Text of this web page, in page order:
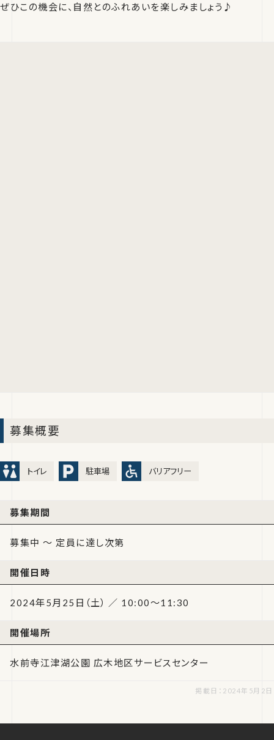
ぜひこの機会に、自然とのふれあいを楽しみましょう♪
募集概要
トイレ 駐車場 バリアフリー
募集期間
募集中 ～ 定員に達し次第
開催日時
2024年5月25日（土） ／ 10:00～11:30
開催場所
水前寺江津湖公園 広木地区サービスセンター
掲載日：2024年5月2日